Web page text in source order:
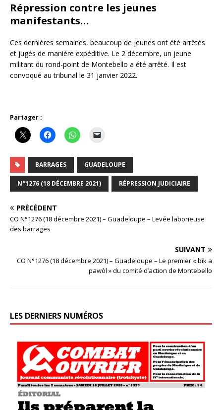
Répression contre les jeunes
manifestants…
Ces dernières semaines, beaucoup de jeunes ont été arrêtés
et jugés de manière expéditive. Le 2 décembre, un jeune
militant du rond-point de Montebello a été arrêté. Il est
convoqué au tribunal le 31 janvier 2022.
Partager :
BARRAGES GUADELOUPE
N°1276 (18 DÉCEMBRE 2021) RÉPRESSION JUDICIAIRE
PRÉCÉDENT
CO N°1276 (18 décembre 2021) – Guadeloupe – Levée laborieuse
des barrages
SUIVANT
CO N°1276 (18 décembre 2021) – Guadeloupe – Le premier « bik a
pawòl » du comité d’action de Montebello
LES DERNIERS NUMÉROS